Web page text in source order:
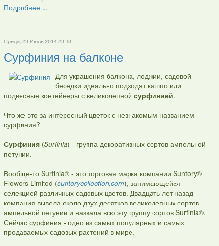
Подробнее ...
Среда, 23 Июль 2014 23:48
Сурфиния на балконе
Для украшения балкона, лоджии, садовой
беседки идеально подходят кашпо или
подвесные контейнеры с великолепной сурфинией.
Что же это за интересный цветок с незнакомым названием
сурфиния?
Сурфиния(Surfinia) - группа декоративных сортов ампельной
петунии.
Вообще-то Surfinia® - это торговая марка компании Suntory®
Flowers Limited (suntorycollection.com), занимающейся
селекцией различных садовых цветов. Двадцать лет назад
компания вывела около двух десятков великолепных сортов
ампельной петунии и назвала всю эту группу сортов Surfinia®.
Сейчас сурфиния - одно из самых популярных и самых
продаваемых садовых растений в мире.